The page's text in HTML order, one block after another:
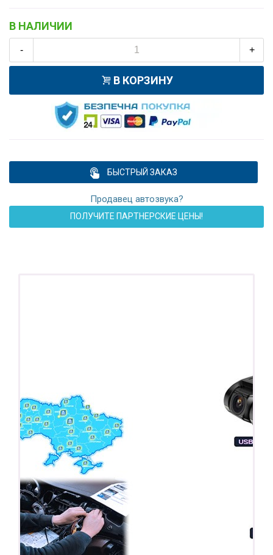
В НАЛИЧИИ
- +
В КОРЗИНУ
БЫСТРЫЙ ЗАКАЗ
Продавец автозвука?
ПОЛУЧИТЕ ПАРТНЕРСКИЕ ЦЕНЫ!